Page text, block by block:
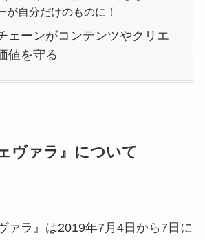
が自分だけのものに！
ェーンがコンテンツやクリエ
値を守る
ヴァラ』について
ァラ』は2019年7月4日から7日に